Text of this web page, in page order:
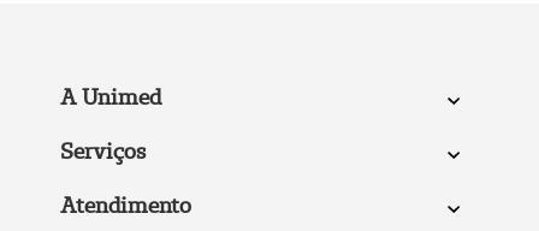
A Unimed
Serviços
Atendimento